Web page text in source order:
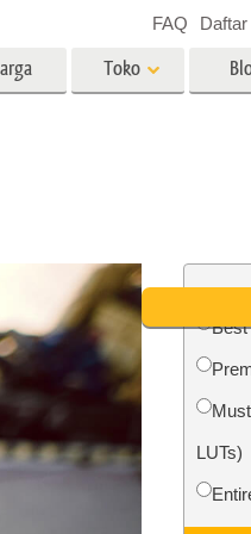
Layanan Restorasi Foto
Toko
FAQ Daftar
Best
LUTs)